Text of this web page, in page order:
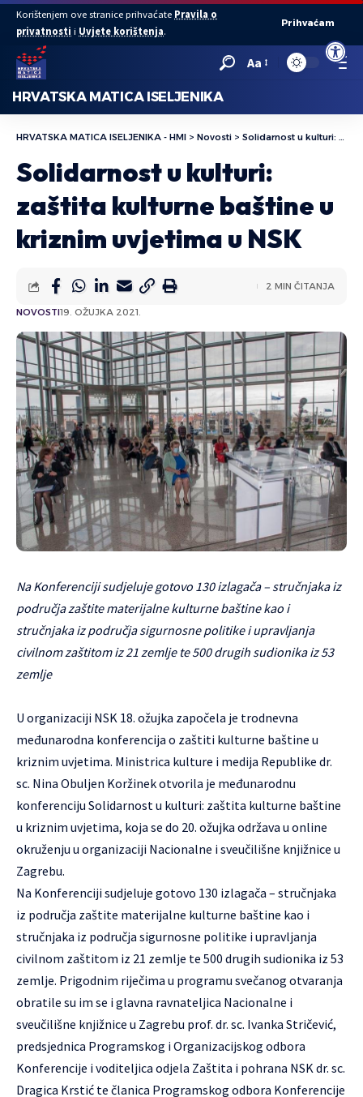
Open
Korištenjem ove stranice prihvaćate Pravila o
privatnosti i Uvjete korištenja.
Prihvaćam
Aa
HRVATSKA MATICA ISELJENIKA
HRVATSKA MATICA ISELJENIKA - HMI > Novosti > Solidarnost u kulturi: zaštita kulturne baštine u kriznim uvjetima u NSK
Solidarnost u kulturi:
zaštita kulturne baštine u
kriznim uvjetima u NSK
NOVOSTI19. OŽUJKA 2021.
2 MIN ČITANJA
Na Konferenciji sudjeluje gotovo 130 izlagača – stručnjaka iz
područja zaštite materijalne kulturne baštine kao i
stručnjaka iz područja sigurnosne politike i upravljanja
civilnom zaštitom iz 21 zemlje te 500 drugih sudionika iz 53
zemlje
U organizaciji NSK 18. ožujka započela je trodnevna
međunarodna konferencija o zaštiti kulturne baštine u
kriznim uvjetima. Ministrica kulture i medija Republike dr.
sc. Nina Obuljen Koržinek otvorila je međunarodnu
konferenciju Solidarnost u kulturi: zaštita kulturne baštine
u kriznim uvjetima, koja se do 20. ožujka održava u online
okruženju u organizaciji Nacionalne i sveučilišne knjižnice u
Zagrebu.
Na Konferenciji sudjeluje gotovo 130 izlagača – stručnjaka
iz područja zaštite materijalne kulturne baštine kao i
stručnjaka iz područja sigurnosne politike i upravljanja
civilnom zaštitom iz 21 zemlje te 500 drugih sudionika iz 53
zemlje. Prigodnim riječima u programu svečanog otvaranja
obratile su im se i glavna ravnateljica Nacionalne i
sveučilišne knjižnice u Zagrebu prof. dr. sc. Ivanka Stričević,
predsjednica Programskog i Organizacijskog odbora
Konferencije i voditeljica odjela Zaštita i pohrana NSK dr. sc.
Dragica Krstić te članica Programskog odbora Konferencije